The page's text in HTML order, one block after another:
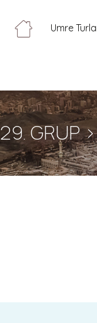
Umre
29. GRUP